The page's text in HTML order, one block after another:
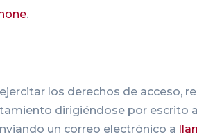
.
los derechos de acceso,
dirigiéndose por escrito
un correo electrónico a